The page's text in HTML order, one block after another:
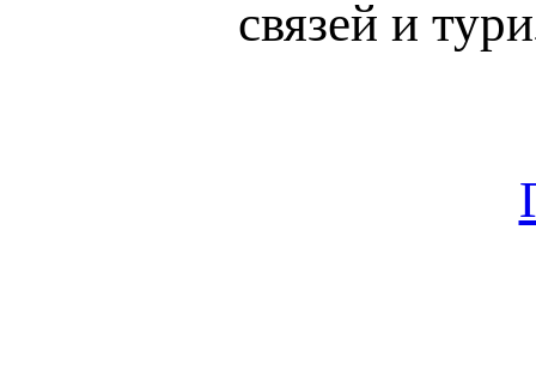
связей и